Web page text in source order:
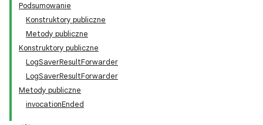
Podsumowanie
Konstruktory publiczne
Metody publiczne
Konstruktory publiczne
LogSaverResultForwarder
LogSaverResultForwarder
Metody publiczne
invocationEnded